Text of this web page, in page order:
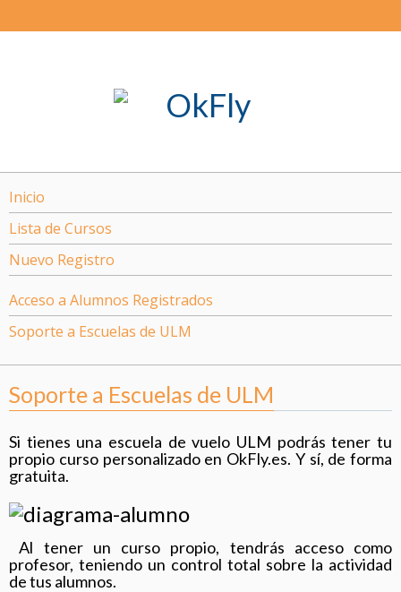
Inicio
Lista de Cursos
Nuevo Registro
Acceso a Alumnos Registrados
Soporte a Escuelas de ULM
Soporte a Escuelas de ULM
Si tienes una escuela de vuelo ULM podrás tener tu
propio curso personalizado en OkFly.es. Y sí, de forma
gratuita.
Al tener un curso propio, tendrás acceso como
profesor, teniendo un control total sobre la actividad
de tus alumnos.